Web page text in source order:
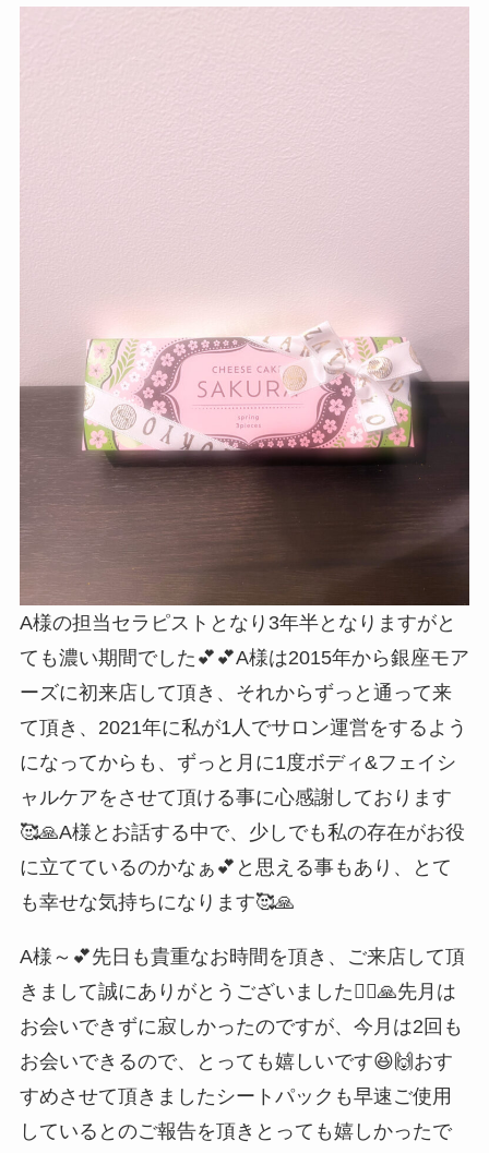
A様の担当セラピストとなり3年半となりますがと
ても濃い期間でした💕💕A様は2015年から銀座モア
ーズに初来店して頂き、それからずっと通って来
て頂き、2021年に私が1人でサロン運営をするよう
になってからも、ずっと月に1度ボディ&フェイシ
ャルケアをさせて頂ける事に心感謝しております
🥰🙏A様とお話する中で、少しでも私の存在がお役
に立てているのかなぁ💕と思える事もあり、とて
も幸せな気持ちになります🥰🙏
A様～💕先日も貴重なお時間を頂き、ご来店して頂
きまして誠にありがとうございました🙇‍♀️🙏先月は
お会いできずに寂しかったのですが、今月は2回も
お会いできるので、とっても嬉しいです😆🙌おす
すめさせて頂きましたシートパックも早速ご使用
しているとのご報告を頂きとっても嬉しかったで